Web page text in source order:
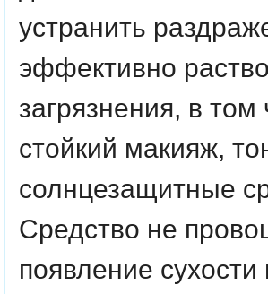
устранить
эффективно
загрязнения, в том
стойкий макияж,
солнцезащитные
Средство не
появление сухости